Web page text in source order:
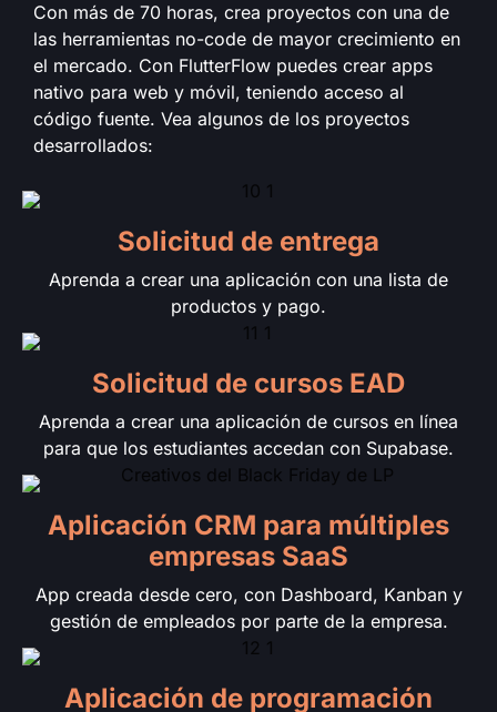
Con más de 70 horas, crea proyectos con una de
las herramientas no-code de mayor crecimiento en
el mercado. Con FlutterFlow puedes crear apps
nativo para web y móvil, teniendo acceso al
código fuente. Vea algunos de los proyectos
desarrollados:
Solicitud de entrega
Aprenda a crear una aplicación con una lista de
productos y pago.
Solicitud de cursos EAD
Aprenda a crear una aplicación de cursos en línea
para que los estudiantes accedan con Supabase.
Aplicación CRM para múltiples
empresas SaaS
App creada desde cero, con Dashboard, Kanban y
gestión de empleados por parte de la empresa.
Aplicación de programación